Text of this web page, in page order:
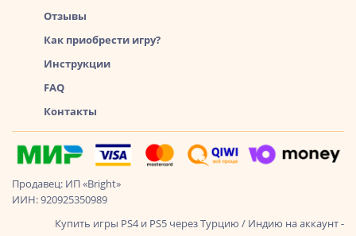
Отзывы
Как приобрести игру?
Инструкции
FAQ
Контакты
Продавец: ИП «Bright»
ИИН: 920925350989
Купить игры PS4 и PS5 через Турцию / Индию на аккаунт -